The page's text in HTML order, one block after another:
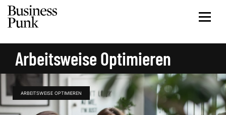
Arbeitsweise Optimieren
ARBEITSWEISE OPTIMIEREN